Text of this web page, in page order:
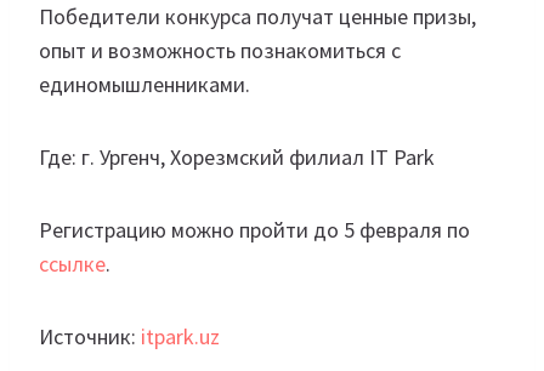
Победители конкурса получат ценные призы,
опыт и возможность познакомиться с
единомышленниками.
Где: г. Ургенч, Хорезмский филиал IT Park
Регистрацию можно пройти до 5 февраля по
ссылке.
Источник: itpark.uz